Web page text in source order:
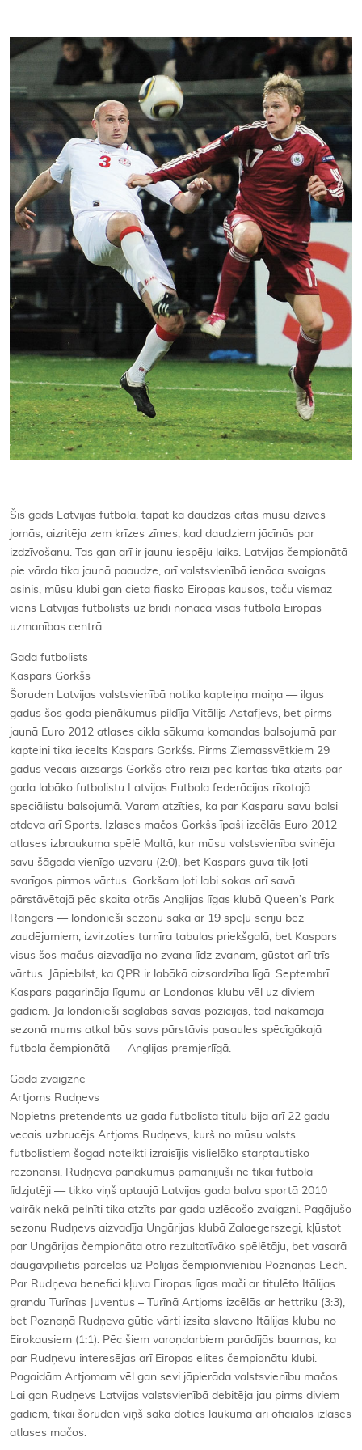
Šis gads Latvijas futbolā, tāpat kā daudzās citās mūsu dzīves
jomās, aizritēja zem krīzes zīmes, kad daudziem jācīnās par
izdzīvošanu. Tas gan arī ir jaunu iespēju laiks. Latvijas čempionātā
pie vārda tika jaunā paaudze, arī valstsvienībā ienāca svaigas
asinis, mūsu klubi gan cieta fiasko Eiropas kausos, taču vismaz
viens Latvijas futbolists uz brīdi nonāca visas futbola Eiropas
uzmanības centrā.
Gada futbolists
Kaspars Gorkšs
Šoruden Latvijas valstsvienībā notika kapteiņa maiņa — ilgus
gadus šos goda pienākumus pildīja Vitālijs Astafjevs, bet pirms
jaunā Euro 2012 atlases cikla sākuma komandas balsojumā par
kapteini tika iecelts Kaspars Gorkšs. Pirms Ziemassvētkiem 29
gadus vecais aizsargs Gorkšs otro reizi pēc kārtas tika atzīts par
gada labāko futbolistu Latvijas Futbola federācijas rīkotajā
speciālistu balsojumā. Varam atzīties, ka par Kasparu savu balsi
atdeva arī Sports. Izlases mačos Gorkšs īpaši izcēlās Euro 2012
atlases izbraukuma spēlē Maltā, kur mūsu valstsvienība svinēja
savu šāgada vienīgo uzvaru (2:0), bet Kaspars guva tik ļoti
svarīgos pirmos vārtus. Gorkšam ļoti labi sokas arī savā
pārstāvētajā pēc skaita otrās Anglijas līgas klubā Queen’s Park
Rangers — londonieši sezonu sāka ar 19 spēļu sēriju bez
zaudējumiem, izvirzoties turnīra tabulas priekšgalā, bet Kaspars
visus šos mačus aizvadīja no zvana līdz zvanam, gūstot arī trīs
vārtus. Jāpiebilst, ka QPR ir labākā aizsardzība līgā. Septembrī
Kaspars pagarināja līgumu ar Londonas klubu vēl uz diviem
gadiem. Ja londonieši saglabās savas pozīcijas, tad nākamajā
sezonā mums atkal būs savs pārstāvis pasaules spēcīgākajā
futbola čempionātā — Anglijas premjerlīgā.
Gada zvaigzne
Artjoms Rudņevs
Nopietns pretendents uz gada futbolista titulu bija arī 22 gadu
vecais uzbrucējs Artjoms Rudņevs, kurš no mūsu valsts
futbolistiem šogad noteikti izraisījis vislielāko starptautisko
rezonansi. Rudņeva panākumus pamanījuši ne tikai futbola
līdzjutēji — tikko viņš aptaujā Latvijas gada balva sportā 2010
vairāk nekā pelnīti tika atzīts par gada uzlēcošo zvaigzni. Pagājušo
sezonu Rudņevs aizvadīja Ungārijas klubā Zalaegerszegi, kļūstot
par Ungārijas čempionāta otro rezultatīvāko spēlētāju, bet vasarā
daugavpilietis pārcēlās uz Polijas čempionvienību Poznaņas Lech.
Par Rudņeva benefici kļuva Eiropas līgas mači ar titulēto Itālijas
grandu Turīnas Juventus – Turīnā Artjoms izcēlās ar hettriku (3:3),
bet Poznaņā Rudņeva gūtie vārti izsita slaveno Itālijas klubu no
Eirokausiem (1:1). Pēc šiem varoņdarbiem parādījās baumas, ka
par Rudņevu interesējas arī Eiropas elites čempionātu klubi.
Pagaidām Artjomam vēl gan sevi jāpierāda valstsvienību mačos.
Lai gan Rudņevs Latvijas valstsvienībā debitēja jau pirms diviem
gadiem, tikai šoruden viņš sāka doties laukumā arī oficiālos izlases
atlases mačos.